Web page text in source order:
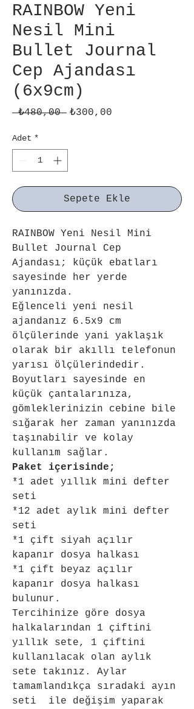
RAINBOW Yeni
Nesil Mini
Bullet Journal
Cep Ajandası
(6x9cm)
₺480,00 Normal
₺300,00
Adet *
Sepete Ekle
RAINBOW Yeni Nesil Mini
Bullet Journal Cep
Ajandası; küçük ebatları
sayesinde her yerde
yanınızda.
Eğlenceli yeni nesil
ajandanız 6.5x9 cm
ölçülerinde yani yaklaşık
olarak bir akıllı telefonun
yarısı ölçülerindedir.
Boyutları sayesinde en
küçük çantalarınıza,
gömleklerinizin cebine bile
sığarak her zaman yanınızda
taşınabilir ve kolay
kullanım sağlar.
Paket içerisinde;
*1 adet yıllık mini defter
seti
*12 adet aylık mini defter
seti
*1 çift siyah açılır
kapanır dosya halkası
*1 çift beyaz açılır
kapanır dosya halkası
bulunur.
Tercihinize göre dosya
halkalarından 1 çiftini
yıllık sete, 1 çiftini
kullanılacak olan aylık
sete takınız. Aylar
tamamlandıkça sıradaki ayın
seti  ile değişim yaparak